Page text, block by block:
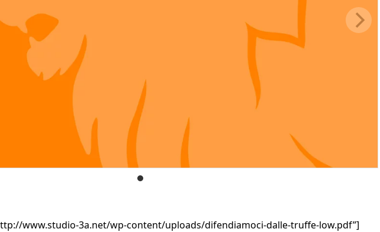
www.studio-3a.net/wp-content/uploads/difendiamoci-dalle-truffe-low.pdf”]